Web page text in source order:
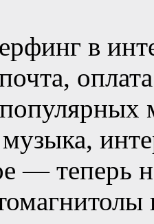
в
— теперь